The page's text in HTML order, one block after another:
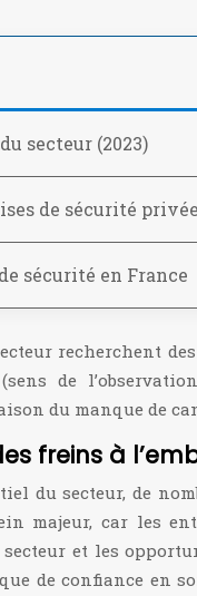
secteur (2023)
de sécurité
sécurité en France
recherchent
de
du manque de
freins à
du secteur, de
majeur, car les
et les
de confiance en